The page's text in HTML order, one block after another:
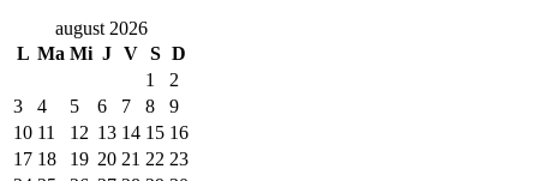
august 2026
L Ma Mi J V S D
1
2
3
4 5 6 7 8
9
10 11 12 13 14 15 16
17 18 19 20 21 22 23